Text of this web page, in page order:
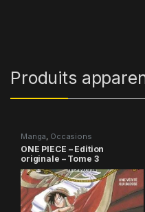
Produits
Manga, Occasions
ONE PIECE – Edition
originale – Tome 3